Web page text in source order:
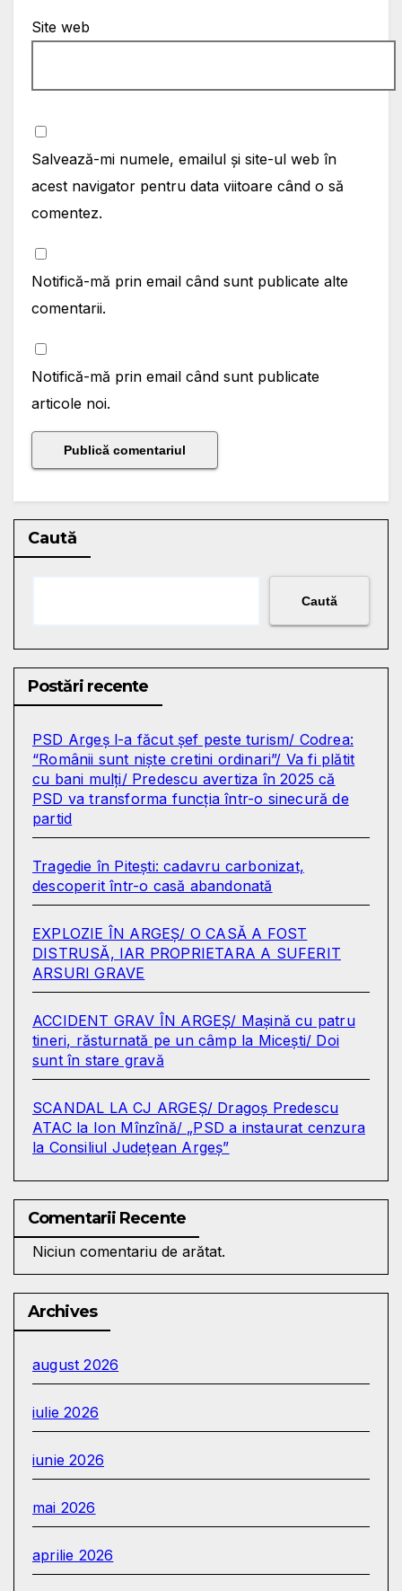
Site web
Salvează-mi numele, emailul și site-ul web în
acest navigator pentru data viitoare când o să
comentez.
Notifică-mă prin email când sunt publicate alte
comentarii.
Notifică-mă prin email când sunt publicate
articole noi.
Caută
Caută
Postări recente
PSD Argeș l-a făcut șef peste turism/ Codrea:
“Românii sunt niște cretini ordinari”/ Va fi plătit
cu bani mulți/ Predescu avertiza în 2025 că
PSD va transforma funcția într-o sinecură de
partid
Tragedie în Pitești: cadavru carbonizat,
descoperit într-o casă abandonată
EXPLOZIE ÎN ARGEȘ/ O CASĂ A FOST
DISTRUSĂ, IAR PROPRIETARA A SUFERIT
ARSURI GRAVE
ACCIDENT GRAV ÎN ARGEȘ/ Mașină cu patru
tineri, răsturnată pe un câmp la Micești/ Doi
sunt în stare gravă
SCANDAL LA CJ ARGEȘ/ Dragoș Predescu
ATAC la Ion Mînzînă/ „PSD a instaurat cenzura
la Consiliul Județean Argeș”
Comentarii Recente
Niciun comentariu de arătat.
Archives
august 2026
iulie 2026
iunie 2026
mai 2026
aprilie 2026